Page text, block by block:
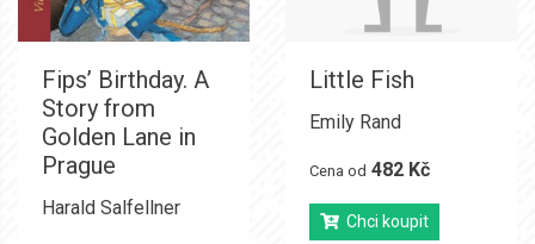
Fips’ Birthday. A
Story from
Golden Lane in
Prague
Harald Salfellner
Little Fish
Emily Rand
Cena od 482 Kč
Chci koupit